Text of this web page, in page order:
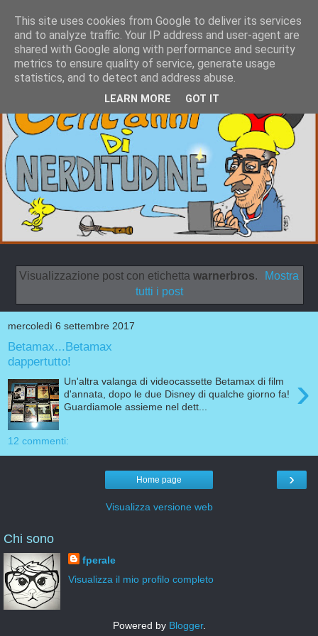
Visualizzazione post con etichetta warnerbros.
Mostra
tutti i post
mercoledì 6 settembre 2017
Betamax...Betamax
dappertutto!
›
Un'altra valanga di videocassette Betamax di film
d'annata, dopo le due Disney di qualche giorno fa!
Guardiamole assieme nel dett...
12 commenti:
›
Home page
Visualizza versione web
Chi sono
fperale
Visualizza il mio profilo completo
Powered by Blogger.
This site uses cookies from Google to deliver its services
and to analyze traffic. Your IP address and user-agent are
shared with Google along with performance and security
metrics to ensure quality of service, generate usage
statistics, and to detect and address abuse.
LEARN MORE GOT IT